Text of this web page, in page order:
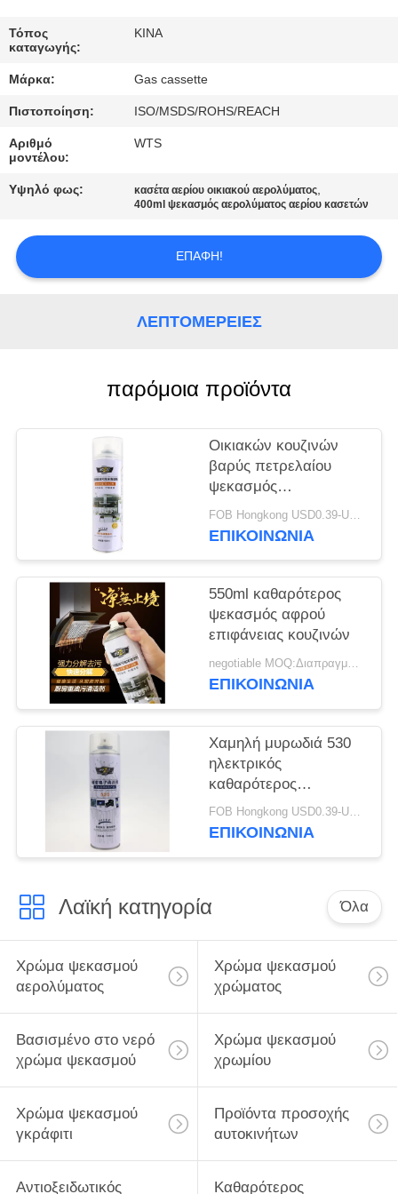
ΜΑΣ
ΕΛΆΤΕ
ΣΕ
ΕΠΑΦΉ
ΜΕ
ΖΗΤΉΣΤΕ
ΈΝΑ
Τόπος
καταγωγής:
ΚΙΝΑ
Μάρκα: Gas cassette
Πιστοποίηση: ISO/MSDS/ROHS/REACH
Αριθμό
μοντέλου:
WTS
Υψηλό φως: κασέτα αερίου οικιακού αερολύματος,
400ml ψεκασμός αερολύματος αερίου κασετών
ΕΠΑΦΉ!
ΛΕΠΤΟΜΈΡΕΙΕΣ
παρόμοια προϊόντα
Οικιακών κουζινών
βαρύς πετρελαίου
ψεκασμός
αερολύματος αφρού
καθαρότερος
FOB Hongkong USD0.39-USD0.59 per piece MOQ:12000pcs/500ctns
ΕΠΙΚΟΙΝΩΝΙΑ
550ml καθαρότερος
ψεκασμός αφρού
επιφάνειας κουζινών
negotiable MOQ:Διαπραγματεύσιμος
ΕΠΙΚΟΙΝΩΝΙΑ
Χαμηλή μυρωδιά 530
ηλεκτρικός
καθαρότερος
ψεκασμός επαφών
FOB Hongkong USD0.39-USD0.59 per piece MOQ:12000pcs/1000ctns
ΕΠΙΚΟΙΝΩΝΙΑ
Λαϊκή κατηγορία Όλα
Χρώμα ψεκασμού
αερολύματος
Χρώμα ψεκασμού
χρώματος
Βασισμένο στο νερό
χρώμα ψεκασμού
Χρώμα ψεκασμού
χρωμίου
Χρώμα ψεκασμού
γκράφιτι
Προϊόντα προσοχής
αυτοκινήτων
Αντιοξειδωτικός Καθαρότερος